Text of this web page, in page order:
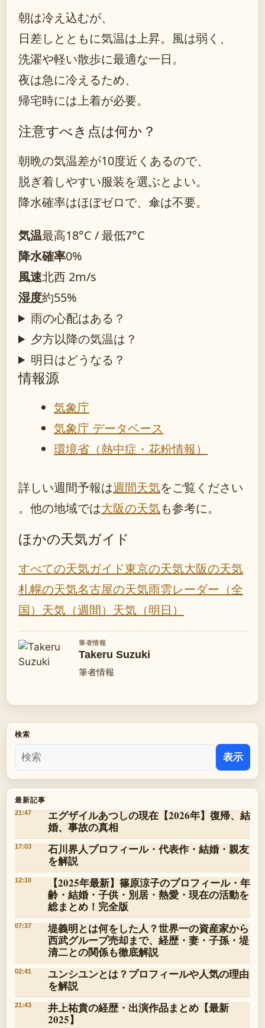
朝は冷え込むが、
日差しとともに気温は上昇。風は弱く、
洗濯や軽い散歩に最適な一日。
夜は急に冷えるため、
帰宅時には上着が必要。
注意すべき点は何か？
朝晩の気温差が10度近くあるので、
脱ぎ着しやすい服装を選ぶとよい。
降水確率はほぼゼロで、傘は不要。
気温最高18°C / 最低7°C
降水確率0%
風速北西 2m/s
湿度約55%
雨の心配はある？
夕方以降の気温は？
明日はどうなる？
情報源
気象庁
気象庁 データベース
環境省（熱中症・花粉情報）
詳しい週間予報は週間天気をご覧ください
。他の地域では大阪の天気も参考に。
ほかの天気ガイド
すべての天気ガイド東京の天気大阪の天気
札幌の天気名古屋の天気雨雲レーダー（全
国） 天気（週間） 天気（明日）
筆者情報
Takeru Suzuki
筆者情報
検索
表示
最新記事
21:47
エグザイルあつしの現在【2026年】復帰、結
婚、事故の真相
17:03
石川界人プロフィール・代表作・結婚・親友
を解説
12:10
【2025年最新】篠原涼子のプロフィール・年
齢・結婚・子供・別居・熱愛・現在の活動を
総まとめ！完全版
07:37
堤義明とは何をした人？世界一の資産家から
西武グループ売却まで、経歴・妻・子孫・堤
清二との関係も徹底解説
02:41
ユンシユンとは？プロフィールや人気の理由
を解説
21:43
井上祐貴の経歴・出演作品まとめ【最新
2025】